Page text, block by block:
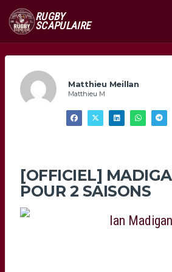
RUGBY
SCAPULAIRE
Matthieu Meillan
Matthieu M
[OFFICIEL]
POUR 2 SAISONS